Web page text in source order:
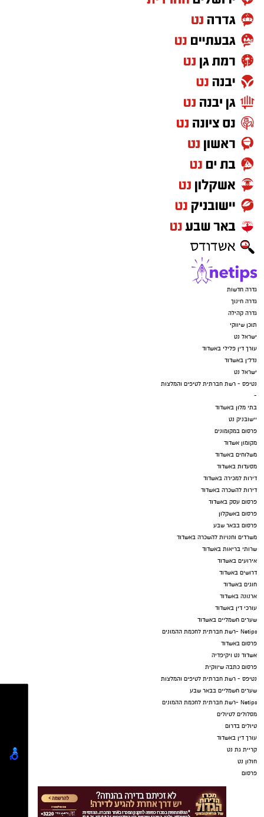
גדרה חדשות
גדרה חינוך
גדרה קהילה
תוכן שיווקי
ישראל נט
עורך דין פלילי באשדוד
נדל"ן באשדוד
ישראל נט
נטיפס - רשת חברתית לטיפים והמלצות
-
בתי מלון באשדוד
יישובניק נט
פרסום במקומונים
מקומון אשדוד
משלוחים באשדוד
מסעדות באשדוד
דירות למכירה באשדוד
דירות להשכרה באשדוד
פרסום עסק באשדוד
פרסום באשקלון
פרסום בבאר שבע
משרדים וחנויות להשכרה באשדוד
שרותי בריאות באשדוד
אירועים באשדוד
דרושים באשדוד
חוגים באשדוד
ארנונה באשדוד
עורכי דין באשדוד
שערים חשמליים באשדוד
Netips -רשת חברתית לחכמת ההמונים
פרסום באשדוד
אשדוד נט ויקיפדיה
פרסום כתבה שיווקית
נטיפס - רשת חברתית לטיפים והמלצות
שערים חשמליים בבאר שבע
Netips -רשת חברתית לחכמת ההמונים
מסלולים לטיולים
טיולים בדרום
עורך דין באשדוד
קריית גת נט
חולון נט
פרסום